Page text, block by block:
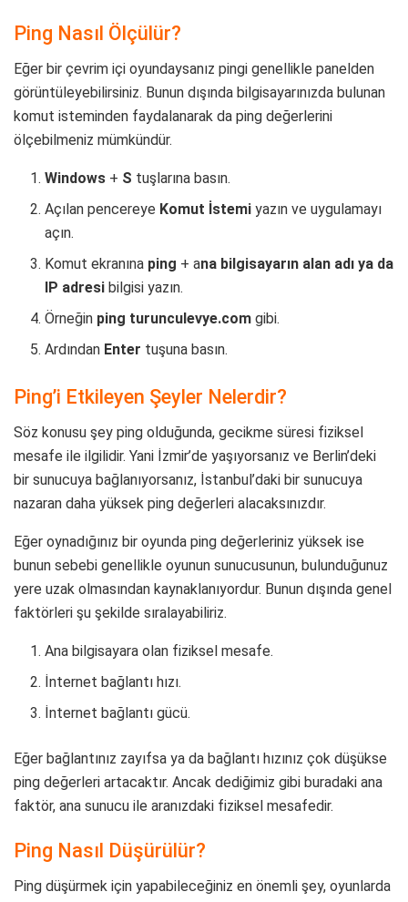
Ping Nasıl Ölçülür?
Eğer bir çevrim içi oyundaysanız pingi genellikle panelden
görüntüleyebilirsiniz. Bunun dışında bilgisayarınızda bulunan
komut isteminden faydalanarak da ping değerlerini
ölçebilmeniz mümkündür.
Windows + S tuşlarına basın.
Açılan pencereye Komut İstemi yazın ve uygulamayı
açın.
Komut ekranına ping + ana bilgisayarın alan adı ya da
IP adresi bilgisi yazın.
Örneğin ping turunculevye.com gibi.
Ardından Enter tuşuna basın.
Ping’i Etkileyen Şeyler Nelerdir?
Söz konusu şey ping olduğunda, gecikme süresi fiziksel
mesafe ile ilgilidir. Yani İzmir’de yaşıyorsanız ve Berlin’deki
bir sunucuya bağlanıyorsanız, İstanbul’daki bir sunucuya
nazaran daha yüksek ping değerleri alacaksınızdır.
Eğer oynadığınız bir oyunda ping değerleriniz yüksek ise
bunun sebebi genellikle oyunun sunucusunun, bulunduğunuz
yere uzak olmasından kaynaklanıyordur. Bunun dışında genel
faktörleri şu şekilde sıralayabiliriz.
Ana bilgisayara olan fiziksel mesafe.
İnternet bağlantı hızı.
İnternet bağlantı gücü.
Eğer bağlantınız zayıfsa ya da bağlantı hızınız çok düşükse
ping değerleri artacaktır. Ancak dediğimiz gibi buradaki ana
faktör, ana sunucu ile aranızdaki fiziksel mesafedir.
Ping Nasıl Düşürülür?
Ping düşürmek için yapabileceğiniz en önemli şey, oyunlarda